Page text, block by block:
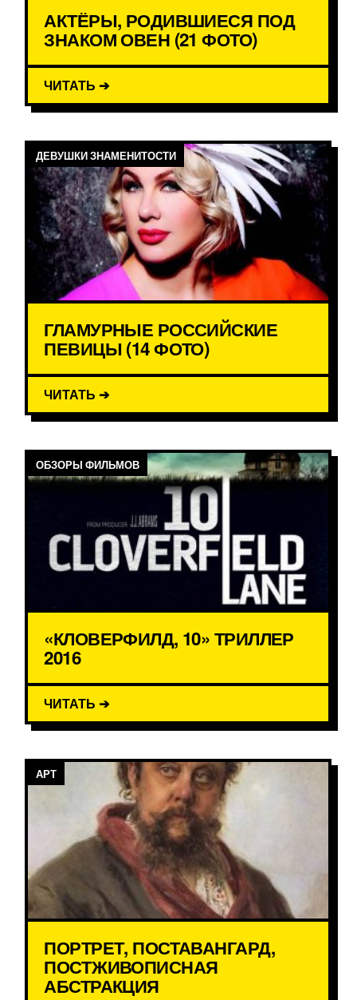
АКТЁРЫ, РОДИВШИЕСЯ ПОД
ЗНАКОМ ОВЕН (21 ФОТО)
ЧИТАТЬ ➔
ДЕВУШКИ ЗНАМЕНИТОСТИ
ГЛАМУРНЫЕ РОССИЙСКИЕ
ПЕВИЦЫ (14 ФОТО)
ЧИТАТЬ ➔
ОБЗОРЫ ФИЛЬМОВ
«КЛОВЕРФИЛД, 10» ТРИЛЛЕР
2016
ЧИТАТЬ ➔
АРТ
ПОРТРЕТ, ПОСТАВАНГАРД,
ПОСТЖИВОПИСНАЯ
АБСТРАКЦИЯ